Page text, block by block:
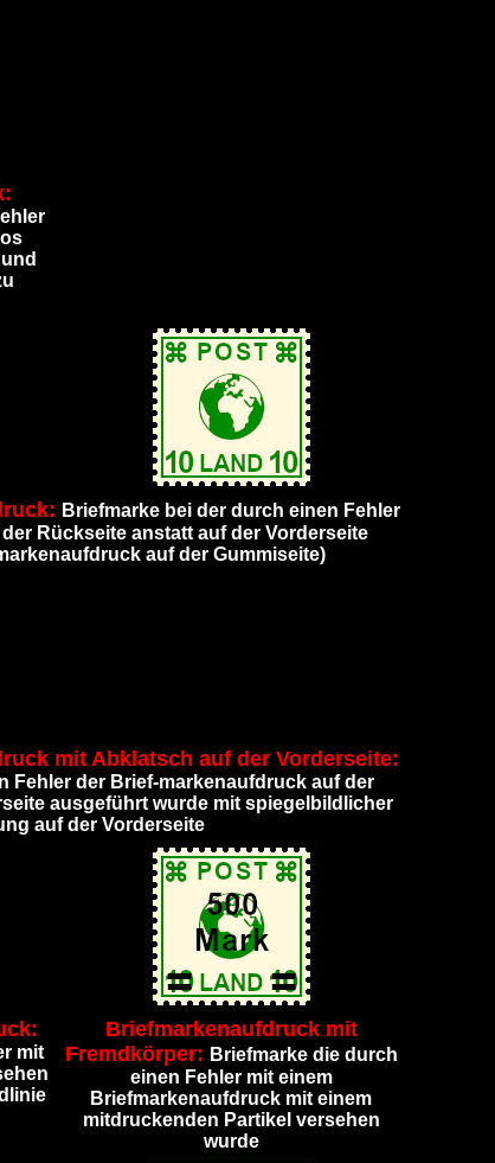
Briefmarke bei der durch einen Fehler
Rückseite anstatt auf der Vorderseite
auf der Gummiseite)
mit Abklatsch auf der Vorderseite:
Fehler der Brief-markenaufdruck auf der
ausgeführt wurde mit spiegelbildlicher
auf der Vorderseite
mit
Briefmarkenaufdruck mit
Fremdkörper: Briefmarke die durch
einen Fehler mit einem
Briefmarkenaufdruck mit einem
mitdruckenden Partikel versehen
wurde